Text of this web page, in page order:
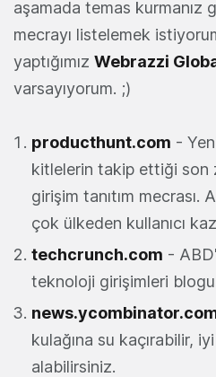
aşamada temas kurmanız
mecrayı listelemek
yaptığımız Webrazzi
varsayıyorum. ;)
producthunt.com -
kitlelerin takip ettiği son
girişim tanıtım
çok ülkeden kullanıcı
techcrunch.com -
teknoloji girişimleri
kulağına su kaçırabilir,
alabilirsiniz.